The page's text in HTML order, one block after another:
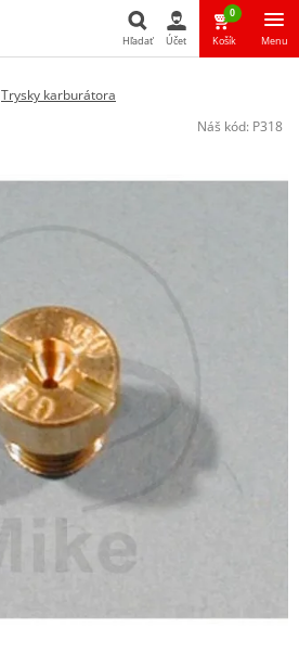
Hľadať Účet
0
Košík Menu
Trysky karburátora
Náš kód: P318